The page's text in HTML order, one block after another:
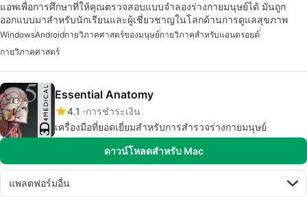
แอพเพื่อการศึกษาที่ให้คุณตรวจสอบแบบจำลองร่างกายมนุษย์ได้ มันถูก
ออกแบบมาสำหรับนักเรียนและผู้เชี่ยวชาญในโลกด้านการดูแลสุขภาพ
WindowsAndroidกายวิภาคศาสตร์ของมนุษย์กายวิภาคสำหรับแอนดรอยด์
กายวิภาคศาสตร์
Essential Anatomy
4.1
การชำระเงิน
เครื่องมือที่ยอดเยี่ยมสำหรับการสำรวจร่างกายมนุษย์
ดาวน์โหลดสำหรับ Mac
แพลตฟอร์มอื่น